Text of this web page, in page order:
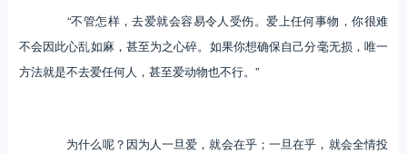
“不管怎样，去爱就会容易令人受伤。爱上任何事物，你很难
不会因此心乱如麻，甚至为之心碎。如果你想确保自己分毫无损，唯一
方法就是不去爱任何人，甚至爱动物也不行。”
为什么呢？因为人一旦爱，就会在乎；一旦在乎，就会全情投